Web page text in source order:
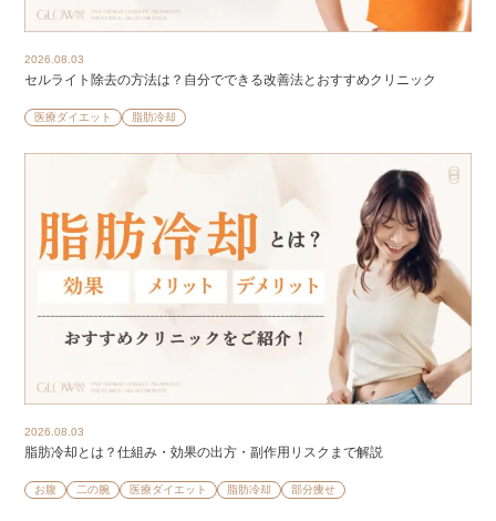
2026.08.03
セルライト除去の方法は？自分でできる改善法とおすすめクリニック
医療ダイエット 脂肪冷却
2026.08.03
脂肪冷却とは？仕組み・効果の出方・副作用リスクまで解説
お腹 二の腕 医療ダイエット 脂肪冷却 部分痩せ